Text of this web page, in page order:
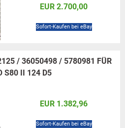
EUR 2.700,00
Sofort-Kaufen bei eBay
/ 36050498 / 5780981 FÜR
S80 II 124 D5
EUR 1.382,96
Sofort-Kaufen bei eBay